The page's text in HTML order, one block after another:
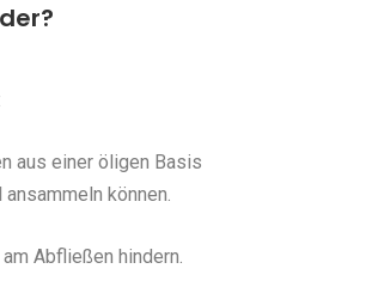
aus einer öligen Basis
können.
Abfließen hindern.